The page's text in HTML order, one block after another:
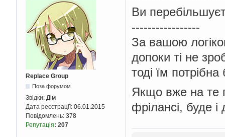
Replace Group
Поза форумом
Звідки: Дім
Дата реєстрації: 06.01.2015
Повідомлень: 378
Репутація: 207
Ви
-----------------
За вашою
допоки ті не
тоді їм
Якщо вже на те
фрілансі, буде